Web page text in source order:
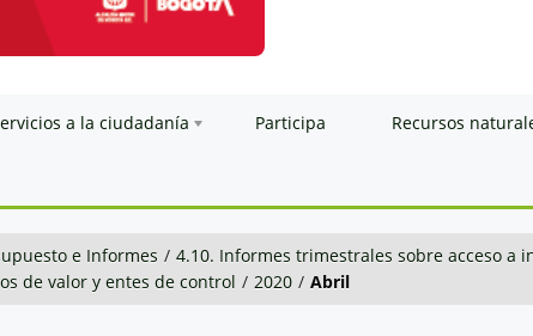
a la ciudadanía Participa Recursos
e Informes / 4.10. Informes trimestrales sobre acceso a
de valor y entes de control / 2020 / Abril